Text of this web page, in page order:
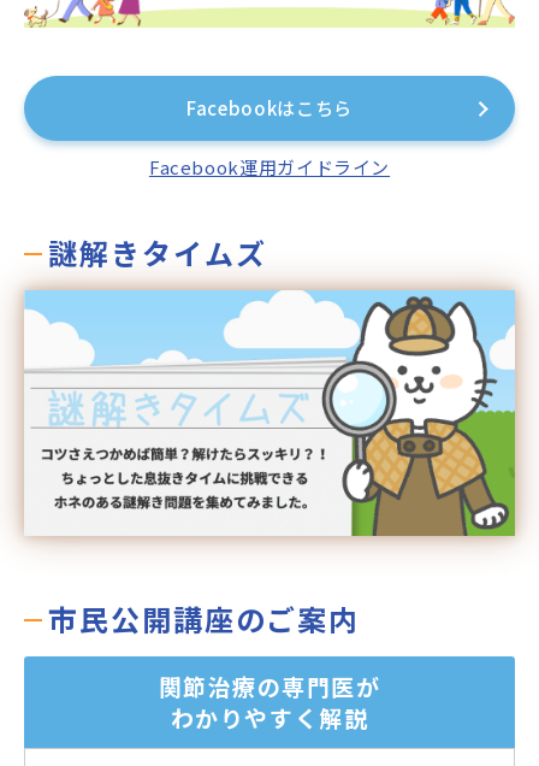
Facebookはこちら
Facebook運用ガイドライン
謎解きタイムズ
市民公開講座のご案内
関節治療の専門医が
わかりやすく解説